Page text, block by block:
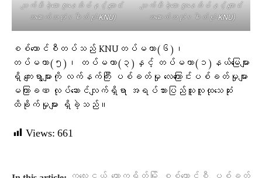
ပျက်စီးခဲ့​သော လူ​နေအိမ်နှင့် ​ကျောင်း
အ​ဆောက်အအုံ။ဓါတ်ပုံ-KNU)
ပျက်စီးခဲ့​သော လူ​နေအိမ်နှင့် ​ကျောင်း
အ​ဆောက်အအုံ။ဓါတ်ပုံ-KNU)
စစ်ကောင်စီတပ်သည် KNUတပ်မဟာ(၆)၊
တပ်မဟာ(၅)၊ တပ်မဟာ(၃)နှင့် တပ်မဟာ(၁)နယ်မြေများ
ရှိ ကျေးရွာများကို လက်နက်ကြီး ပစ်ခတ်မှု လေကြောင်းပစ်ခတ်မှုများ
မကြာခဏ လုပ်ဆောင်လျက်ရှိရာ အရပ်သားပြည်သူလူထုသေဆုံး
ထိခိုက်မှုများ ရှိခဲ့သည်။
Views: 661
, , ,